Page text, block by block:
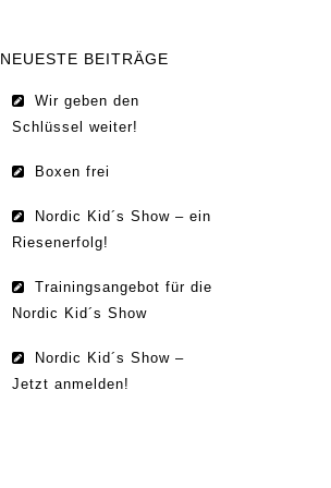
NEUESTE BEITRÄGE
Wir geben den
Schlüssel weiter!
Boxen frei
Nordic Kid´s Show – ein
Riesenerfolg!
Trainingsangebot für die
Nordic Kid´s Show
Nordic Kid´s Show –
Jetzt anmelden!